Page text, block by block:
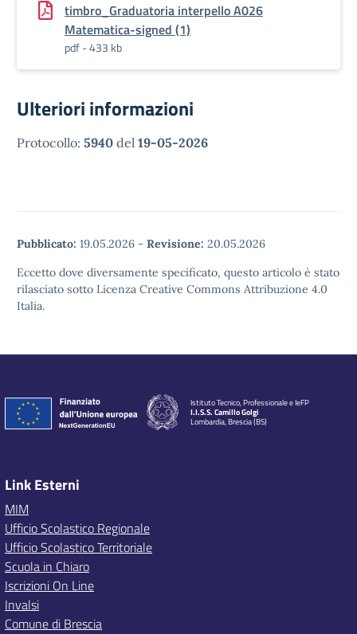
timbro_Graduatoria interpello A026
Matematica-signed (1)
pdf - 433 kb
Ulteriori informazioni
Protocollo: 5940 del 19-05-2026
Pubblicato: 19.05.2026 - Revisione: 20.05.2026
Eccetto dove diversamente specificato, questo articolo è stato
rilasciato sotto Licenza Creative Commons Attribuzione 4.0
Italia.
Istituto Tecnico, Professionale e IeFP
I.I.S.S. Camillo Golgi
Lombardia, Brescia (BS)
Link Esterni
MIM
Ufficio Scolastico Regionale
Ufficio Scolastico Territoriale
Scuola in Chiaro
Iscrizioni On Line
Invalsi
Comune di Brescia